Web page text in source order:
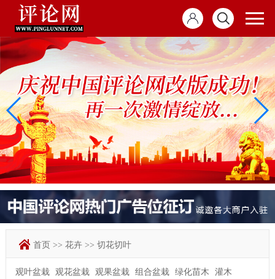
首页 >> 花卉 >> 切花切叶
观叶盆栽 观花盆栽 观果盆栽 组合盆栽 绿化苗木
灌木